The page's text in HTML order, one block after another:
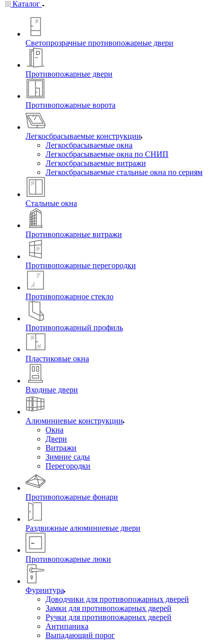
Каталог
Светопрозрачные противопожарные двери
Противопожарные двери
Противопожарные ворота
Легкосбрасываемые конструкции
Легкосбрасываемые окна
Легкосбрасываемые окна по СНИП
Легкосбрасываемые витражи
Легкосбрасываемые стальные окна по сериям
Стальные окна
Противопожарные витражи
Противопожарные перегородки
Противопожарное стекло
Противопожарный профиль
Пластиковые окна
Входные двери
Алюминиевые конструкции
Окна
Двери
Витражи
Зимние сады
Перегородки
Противопожарные фонари
Раздвижные алюминиевые двери
Противопожарные люки
Фурнитура
Доводчики для противопожарных дверей
Замки для противопожарных дверей
Ручки для противопожарных дверей
Антипаника
Выпадающий порог